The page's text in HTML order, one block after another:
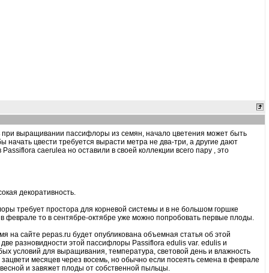
при выращивании пассифлоры из семян, начало цветения может быть
цвести требуется вырасти метра не два-три, а другие дают
caerulea но оставили в своей коллекции всего пару , это
декоративность.
требует простора для корневой системы и в не большом горшке
феврале то в сентябре-октябре уже можно попробовать первые плоды.
на сайте pepas.ru будет опубликована объемная статья об этой
разновидности этой пассифлоры Passiflora edulis var. edulis и
условий для выращивания, температура, световой день и влажность
месяцев через восемь, но обычно если посеять семена в феврале
и завяжет плоды от собственной пыльцы.